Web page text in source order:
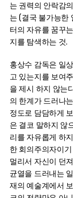
는 권력의 안락감
는 (결국 불가능한
터의 자유를 꿈꾸
지를 탐색하는 것.
홍상수 감독은 일
고 있는지를 보여
을 제시 하지 않는
의 한계가 드러나
정도로 담담하게
은 결코 말하지 않
리를 자유롭게 하
한 회의주의자이
멀리서 자신이 던
균열을 드러내는
재의 예술계에서